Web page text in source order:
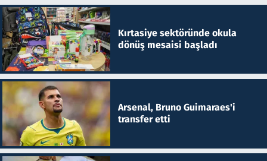
Kırtasiye sektöründe okula
dönüş mesaisi başladı
Arsenal, Bruno Guimaraes'i
transfer etti